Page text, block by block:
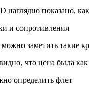
показано,
заметить такие
что цена была